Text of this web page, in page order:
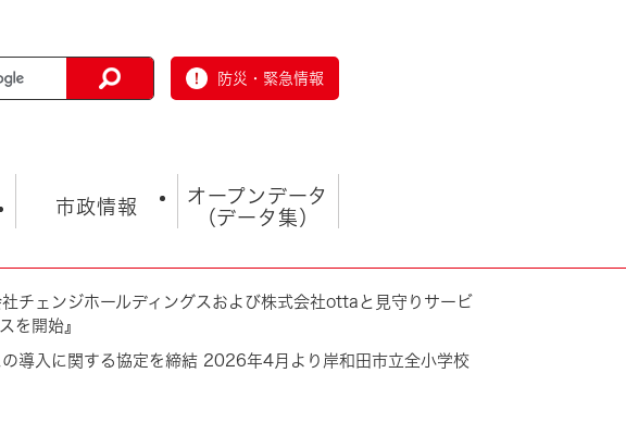
防災・緊急情報
づくり・協働
市政情報
オープンデータ
（データ集）
チェンジホールディングスおよび株式会社ottaと見守りサービ
を開始』
導入に関する協定を締結 2026年4月より岸和田市立全小学校